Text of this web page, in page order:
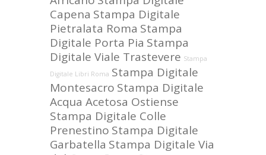
Capena Stampa Digitale
Pietralata Roma Stampa
Digitale Porta Pia Stampa
Digitale Viale Trastevere Stampa
Digitale Libri Roma Stampa Digitale
Montesacro Stampa Digitale
Acqua Acetosa Ostiense
Stampa Digitale Colle
Prenestino Stampa Digitale
Garbatella Stampa Digitale Via